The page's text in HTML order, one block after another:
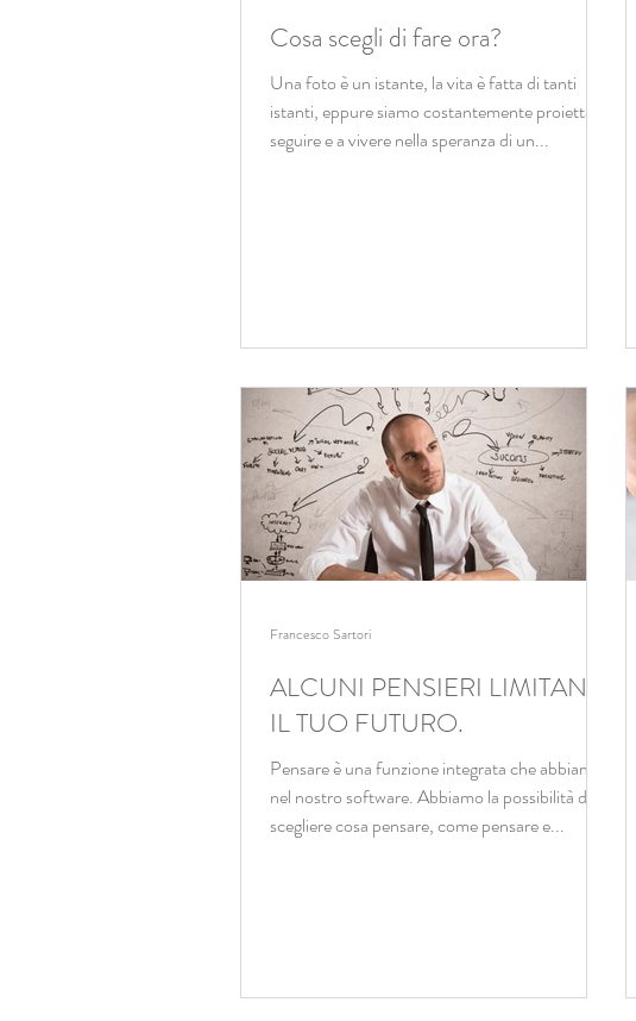
Cosa scegli di fare ora?
Una foto è un istante, la vita è fatta di tanti
istanti, eppure siamo costantemente proiettati a
seguire e a vivere nella speranza di un...
ALCUNI PENSIERI LIMITANO
IL TUO FUTURO.
Pensare è una funzione integrata che abbiamo
nel nostro software. Abbiamo la possibilità di
scegliere cosa pensare, come pensare e...
Francesco Sartori